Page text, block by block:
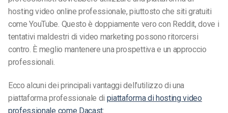
hosting video online professionale, piuttosto che siti gratuiti
come YouTube. Questo è doppiamente vero con Reddit, dove i
tentativi maldestri di video marketing possono ritorcersi
contro. È meglio mantenere una prospettiva e un approccio
professionali.
Ecco alcuni dei principali vantaggi dell’utilizzo di una
piattaforma professionale di piattaforma di hosting video
professionale come Dacast: